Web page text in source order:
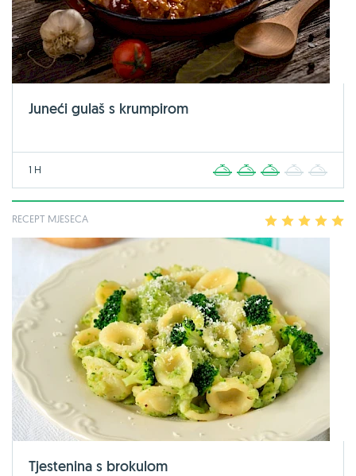
Juneći gulaš s krumpirom
1 H 2 3 4
RECEPT MJESECA 2 3 4
Tjestenina s brokulom